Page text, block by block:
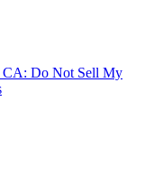
CA: Do Not Sell My